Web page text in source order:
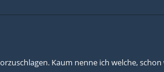
Kaum nenne ich welche,